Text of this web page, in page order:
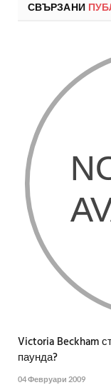
СВЪРЗАНИ
Victoria Beckham
паунда?
04 Февруари 2009